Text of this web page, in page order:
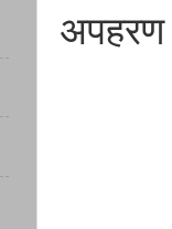
अपहरण